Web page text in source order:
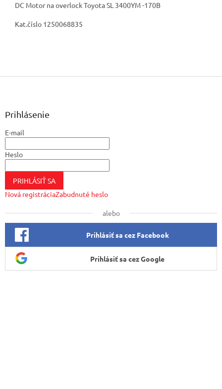
DC Motor na overlock Toyota SL 3400YM -170B
Kat.číslo 1250068835
Prihlásenie
E-mail
Heslo
PRIHLÁSIŤ SA
Nová registráciaZabudnuté heslo
alebo
Prihlásiť sa cez Facebook
Prihlásiť sa cez Google